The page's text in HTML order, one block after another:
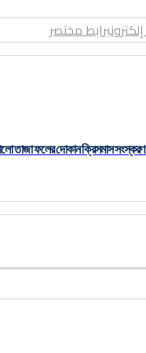
رابط مختصر
তাজা ফলের দোকান ক্রিসমাস সংস্করণ